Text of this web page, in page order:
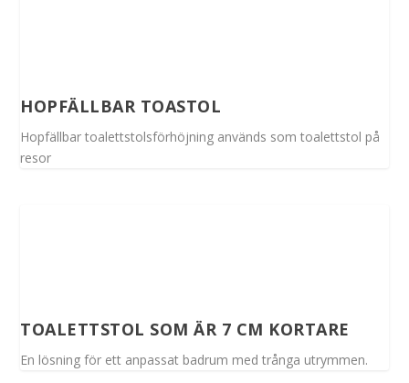
HOPFÄLLBAR TOASTOL
Hopfällbar toalettstolsförhöjning används som toalettstol på
resor
TOALETTSTOL SOM ÄR 7 CM KORTARE
En lösning för ett anpassat badrum med trånga utrymmen.